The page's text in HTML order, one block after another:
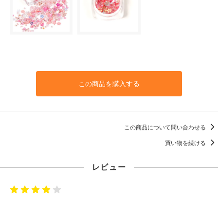
この商品を購入する
この商品について問い合わせる
買い物を続ける
レビュー